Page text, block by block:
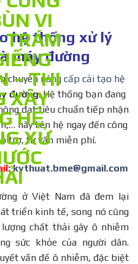
hệ thống xử lý
máy đường
chuyênnâng cấp cải tạo hệ
đường. Hệ thống bạn đang
đạt tiêu chuẩn tiếp nhận
hãy liên hệ ngay đến công
trợ, tư vấn miễn phí.
kythuat.bme@gmail.com
ở Việt Nam đã đem lại
triển kinh tế, song nó cũng
chất thải gây ô nhiễm
sức khỏe của người dân.
vấn đề ô nhiễm, đặc biệt